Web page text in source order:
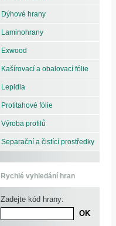
Dýhové hrany
Laminohrany
Exwood
Kašírovací a obalovací fólie
Lepidla
Protitahové fólie
Výroba profilů
Separační a čistící prostředky
Rychlé vyhledání hran
Zadejte kód hrany: